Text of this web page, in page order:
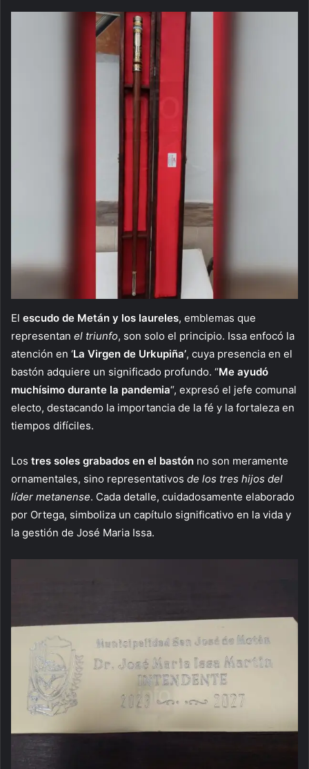
El escudo de Metán y los laureles, emblemas que
representan el triunfo, son solo el principio. Issa enfocó la
atención en ‘La Virgen de Urkupiña’, cuya presencia en el
bastón adquiere un significado profundo. “Me ayudó
muchísimo durante la pandemia“, expresó el jefe comunal
electo, destacando la importancia de la fé y la fortaleza en
tiempos difíciles.
Los tres soles grabados en el bastón no son meramente
ornamentales, sino representativos de los tres hijos del
líder metanense. Cada detalle, cuidadosamente elaborado
por Ortega, simboliza un capítulo significativo en la vida y
la gestión de José Maria Issa.